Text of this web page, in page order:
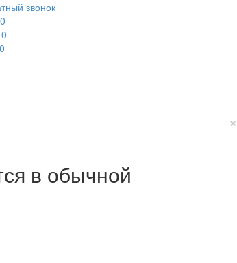
звонок
0
0
0
×
в обычной